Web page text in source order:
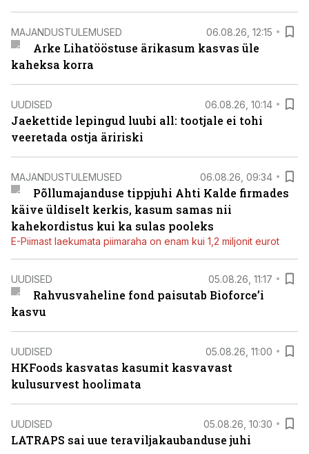
MAJANDUSTULEMUSED 06.08.26, 12:15
Arke Lihatööstuse ärikasum kasvas üle
kaheksa korra
UUDISED 06.08.26, 10:14
Jaekettide lepingud luubi all: tootjale ei tohi
veeretada ostja äririski
MAJANDUSTULEMUSED 06.08.26, 09:34
Põllumajanduse tippjuhi Ahti Kalde firmades
käive üldiselt kerkis, kasum samas nii
kahekordistus kui ka sulas pooleks
E-Piimast laekumata piimaraha on enam kui 1,2 miljonit eurot
UUDISED 05.08.26, 11:17
Rahvusvaheline fond paisutab Bioforce’i
kasvu
UUDISED 05.08.26, 11:00
HKFoods kasvatas kasumit kasvavast
kulusurvest hoolimata
UUDISED 05.08.26, 10:30
LATRAPS sai uue teraviljakaubanduse juhi